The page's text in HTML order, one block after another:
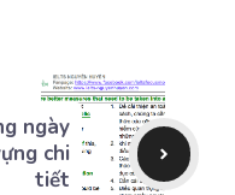
ngày
chi
tiết